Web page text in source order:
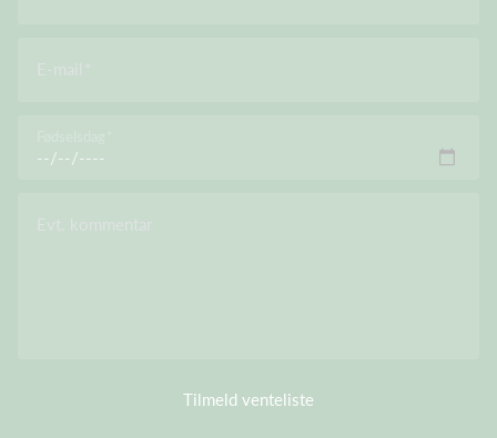
Tilmeld venteliste